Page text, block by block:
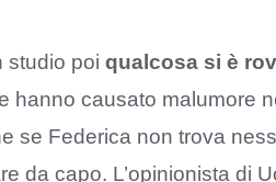
studio poi qualcosa si è
hanno causato malumore
se Federica non trova
da capo. L’opinionista di